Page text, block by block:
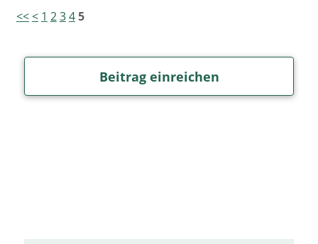
<<< 1 2345
Beitrag einreichen